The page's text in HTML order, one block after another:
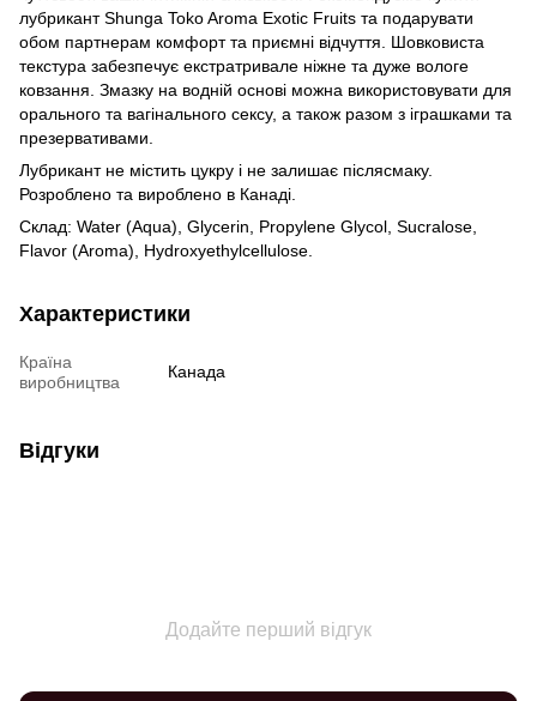
лубрикант Shunga Toko Aroma Exotic Fruits та подарувати
обом партнерам комфорт та приємні відчуття. Шовковиста
текстура забезпечує екстратривале ніжне та дуже вологе
ковзання. Змазку на водній основі можна використовувати для
орального та вагінального сексу, а також разом з іграшками та
презервативами.
Лубрикант не містить цукру і не залишає післясмаку.
Розроблено та вироблено в Канаді.
Склад: Water (Aqua), Glycerin, Propylene Glycol, Sucralose,
Flavor (Aroma), Hydroxyethylcellulose.
Характеристики
Країна
виробництва
Канада
Відгуки
Додайте перший відгук